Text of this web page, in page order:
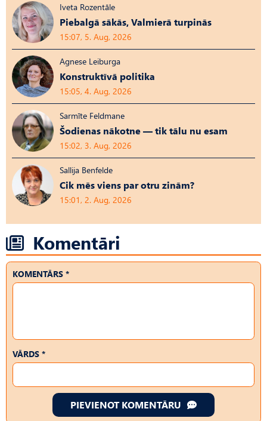
Iveta Rozentāle
Piebalgā sākās, Valmierā turpinās
15:07, 5. Aug, 2026
Agnese Leiburga
Konstruktīvā politika
15:05, 4. Aug, 2026
Sarmīte Feldmane
Šodienas nākotne — tik tālu nu esam
15:02, 3. Aug, 2026
Sallija Benfelde
Cik mēs viens par otru zinām?
15:01, 2. Aug, 2026
Komentāri
KOMENTĀRS *
VĀRDS *
PIEVIENOT KOMENTĀRU